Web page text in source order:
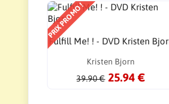
PRIX PROMO !
Fulfill Me! ! - DVD Kristen
Kristen Bjorn
39.90 € 25.94 €